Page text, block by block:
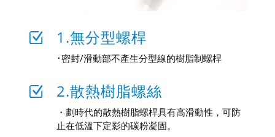
Z 1.無分型螺桿
･密封/滑動部不產生分型線的樹脂制螺桿
Z 2.散熱樹脂螺絲
・劃時代的散熱樹脂螺桿具有高滑動性，可防
止在低溫下定影的碳粉凝固。